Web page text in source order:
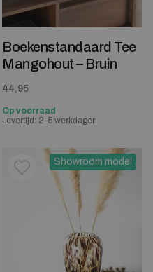
Boekenstandaard Tee
Mangohout – Bruin
44,95
Op voorraad
Levertijd: 2-5 werkdagen
Showroom model
Toevoegen aan
Verwijderen van verlanglijst